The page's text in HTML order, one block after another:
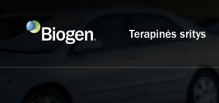
Terapinės sritys